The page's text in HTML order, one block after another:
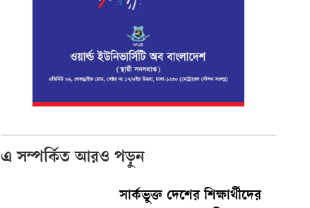
এ সম্পর্কিত আরও পড়ুন
সার্কভুক্ত দেশের শিক্ষার্থীদের